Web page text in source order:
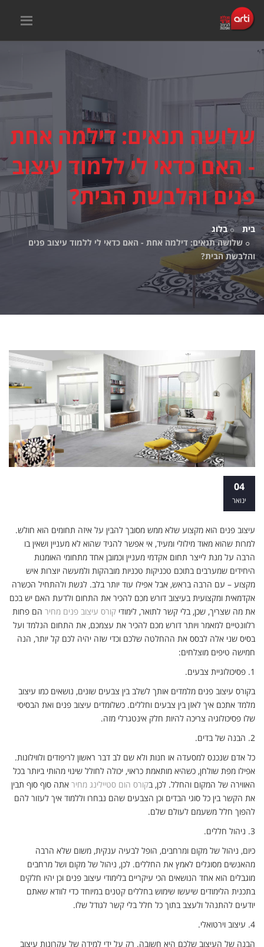
שלושה תנאים: דילמה אחת
- האם כדאי לי ללמוד עיצוב
פנים והלבשת הבית?
בית
בלוג
שלושה תנאים: דילמה אחת - האם כדאי לי ללמוד עיצוב פנים
והלבשת הבית?
04
ינואר
עיצוב פנים הוא מקצוע שלא ממש מסובך להבין על איזה תחומים הוא חולש.
למרות שהוא מאוד מילולי ומעיד, אי אפשר להגיד שהוא לא מעניין ושאין בו
הרבה על מנת לייצר תחום אקדמי מעניין וכמובן אחד מתחומי האומנות
היחידים שמערבים בתוכם טכניקות טכניות מובהקות ולמעשה יוצרות איש
מקצוע – עם הרבה בראש, אבל אפילו עוד יותר בלב. לגשת ולהתחיל הכשרה
אקדמאית ומקצועית בעיצוב דורש מכם להכיר את התחום ולדעת האם יש בכם
את מה שצריך, שכן, בלי קשר לתואר, לימודי קורס עיצוב פנים מחיר הם פחות
רלוונטיים למאמר ויותר דורש מכם להכיר את עצמכם, את התחום הנלמד ועל
בסיס שני אלה לבסס את ההחלטה שלכם וכדי שזה יהיה לכם קל יותר, הנה
חמישה טיפים מוצלחים:
1. פסיכולוגיית צבעים.
בקורס עיצוב פנים מלמדים אותך לשלב בין צבעים שונים, נושאים כמו עיצוב
מלמד אתכם איך לאזן בין צבעים וחללים. כשלומדים עיצוב פנים ואת הבסיסי
שלו פסיכולוגיה צריכה להיות חלק אינטגרלי מזה.
2. הבנה של בדים.
כל אדם שנכנס למסעדה או חנות ולא שם לב דבר ראשון לריפודים ולווילונות.
אפילו מפת שולחן, כשהיא מותאמת כראוי, יכולה לחולל שינוי מהותי ביותר בכל
האווירה של המקום והחלל. לכן, בקורס הום סטיילינג מחיר אתה סוף סוף תבין
את הקשר בין כל סוגי הבדים וכן הצבעים שהם נבחרו וללמוד איך לעזור להם
להפוך חלל משעמם לעולם שלם.
3. ניהול חללים.
כיום, ניהול של מקום ומרחבים, הופל לבעיה ענקית, משום שלא הרבה
מהאנשים מסוגלים לאמץ את החללים. לכן, ניהול של מקום ושל מרחבים
מוגבלים הוא אחד הנושאים הכי עיקריים בלימודי עיצוב פנים וכן יהיו חלקים
בתכנית הלימודים שיעשו שימוש בחללים קטנים במיוחד כדי לוודא שאתם
יודעים להתנהל ולעצב בתוך כל חלל בלי קשר לגודל שלו.
4. עיצוב וירטואלי.
הבנה של העיצוב שלכם היא חשובה. רק על ידי למידה של עקרונות עיצוב